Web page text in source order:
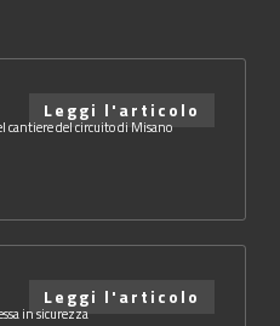
cantiere del circuito di Misano
Leggi l'articolo
in sicurezza
Leggi l'articolo